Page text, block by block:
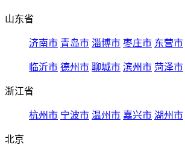
山东省
济南市 青岛市 淄博市 枣庄市 东营市
临沂市 德州市 聊城市 滨州市 菏泽市
浙江省
杭州市 宁波市 温州市 嘉兴市 湖州市
北京